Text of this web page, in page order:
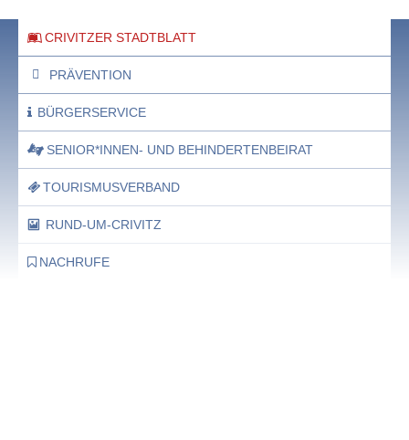
CRIVITZER STADTBLATT
PRÄVENTION
BÜRGERSERVICE
SENIOR*INNEN- UND BEHINDERTENBEIRAT
TOURISMUSVERBAND
RUND-UM-CRIVITZ
NACHRUFE